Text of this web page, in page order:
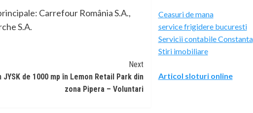
Carrefour România S.A.,
S.A.
Next
JYSK de 1000 mp în Lemon Retail Park din
zona Pipera – Voluntari
Ceasuri de mana
service frigidere bucuresti
Servicii contabile Constanta
Stiri imobiliare
Articol sloturi online